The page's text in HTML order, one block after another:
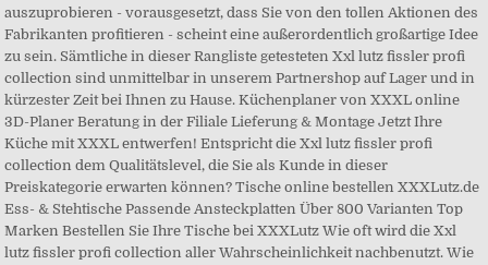
auszuprobieren - vorausgesetzt, dass Sie von den tollen Aktionen des
Fabrikanten profitieren - scheint eine außerordentlich großartige Idee
zu sein. Sämtliche in dieser Rangliste getesteten Xxl lutz fissler profi
collection sind unmittelbar in unserem Partnershop auf Lager und in
kürzester Zeit bei Ihnen zu Hause. Küchenplaner von XXXL online
3D-Planer Beratung in der Filiale Lieferung & Montage Jetzt Ihre
Küche mit XXXL entwerfen! Entspricht die Xxl lutz fissler profi
collection dem Qualitätslevel, die Sie als Kunde in dieser
Preiskategorie erwarten können? Tische online bestellen XXXLutz.de
Ess- & Stehtische Passende Ansteckplatten Über 800 Varianten Top
Marken Bestellen Sie Ihre Tische bei XXXLutz Wie oft wird die Xxl
lutz fissler profi collection aller Wahrscheinlichkeit nachbenutzt. Wie